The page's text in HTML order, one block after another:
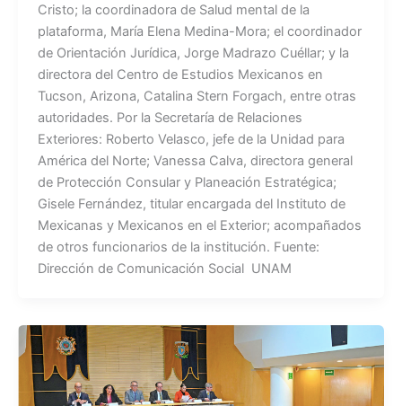
Cristo; la coordinadora de Salud mental de la
plataforma, María Elena Medina-Mora; el coordinador
de Orientación Jurídica, Jorge Madrazo Cuéllar; y la
directora del Centro de Estudios Mexicanos en
Tucson, Arizona, Catalina Stern Forgach, entre otras
autoridades. Por la Secretaría de Relaciones
Exteriores: Roberto Velasco, jefe de la Unidad para
América del Norte; Vanessa Calva, directora general
de Protección Consular y Planeación Estratégica;
Gisele Fernández, titular encargada del Instituto de
Mexicanas y Mexicanos en el Exterior; acompañados
de otros funcionarios de la institución. Fuente:
Dirección de Comunicación Social UNAM